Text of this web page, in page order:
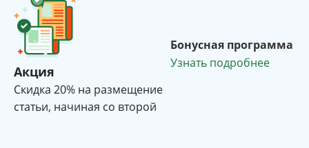
Акция
Cкидка 20% на размещение
статьи, начиная со второй
Бонусная программа
Узнать подробнее